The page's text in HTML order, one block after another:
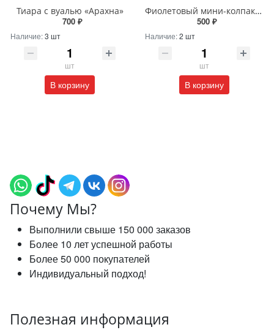
Тиара с вуалью «Арахна»
700 ₽
Наличие:3 шт
шт
В корзину
Фиолетовый мини-колпак ведьмы
500 ₽
Наличие:2 шт
шт
В корзину
Почему Мы?
Выполнили свыше 150 000 заказов
Более 10 лет успешной работы
Более 50 000 покупателей
Индивидуальный подход!
Полезная информация